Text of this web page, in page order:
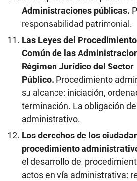
Administraciones públicas.
responsabilidad patrimonial.
Las Leyes del
Común de las
Régimen Jurídico del Sector
Público. Procedimiento
su alcance: iniciación,
terminación. La obligación
administrativo.
Los derechos de los
procedimiento
el desarrollo del
actos en vía administrativa: